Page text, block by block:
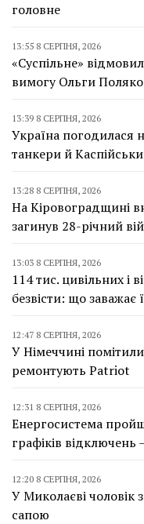
головне
13:55 8 СЕРПНЯ, 2026
«Суспільне»
вимогу Ольги
13:39 8 СЕРПНЯ, 2026
Україна погодилася
танкери й
13:28 8 СЕРПНЯ, 2026
На Кіровоградщині
загинув 28-річний
13:03 8 СЕРПНЯ, 2026
114 тис. цивільних і
безвісти: що заважає
12:47 8 СЕРПНЯ, 2026
У Німеччині
ремонтують Patriot
12:31 8 СЕРПНЯ, 2026
Енергосистема
графіків
12:20 8 СЕРПНЯ, 2026
У Миколаєві чоловік
сапою